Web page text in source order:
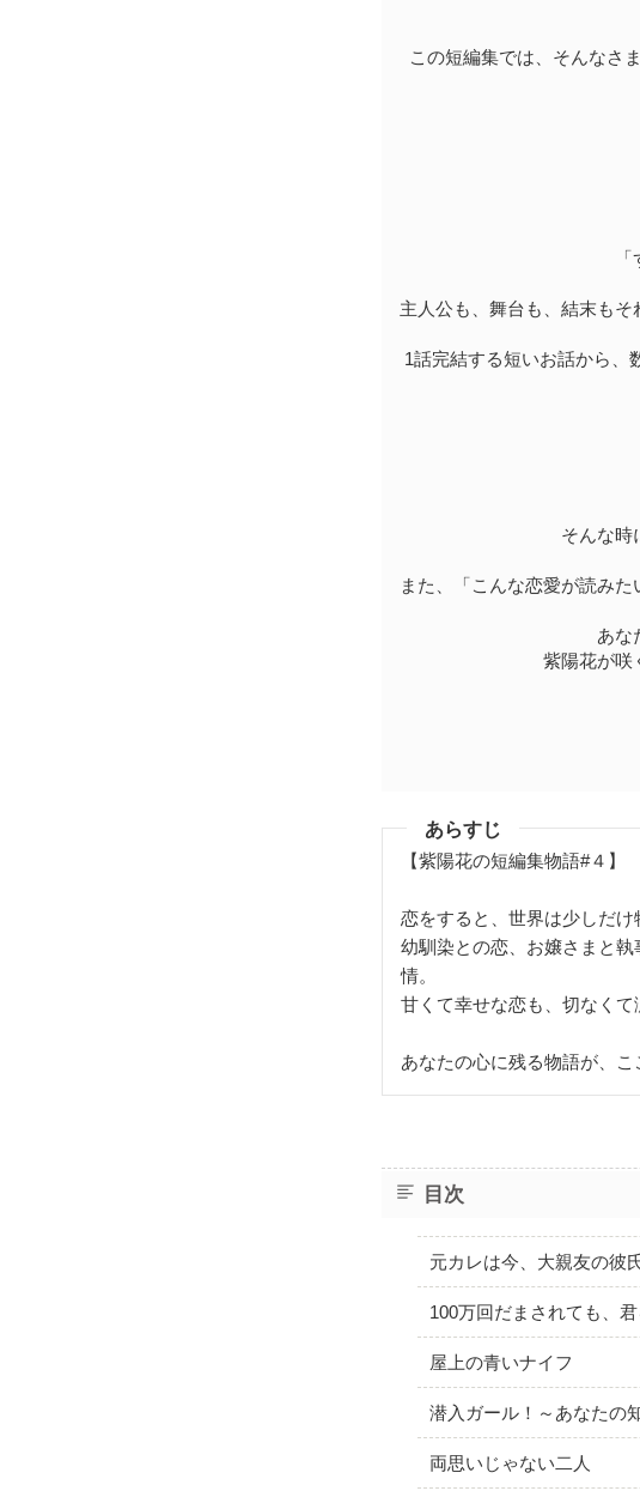
この短編集では、そんなさ
主人公も、舞台も、結末もそ
1話完結する短いお話から、
そんな時
また、「こんな恋愛が読み
あな
紫陽花が咲
あらすじ
【紫陽花の短編集物語#４】
恋をすると、世界は少しだけ
幼馴染との恋、お嬢さまと
情。
甘くて幸せな恋も、切なくて
あなたの心に残る物語が、こ
目次
元カレは今、大親友の彼氏
100万回だまされても、
屋上の青いナイフ
潜入ガール！～あなたの
両思いじゃない二人